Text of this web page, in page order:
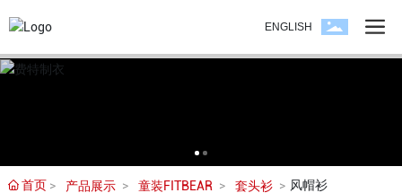
ENGLISH
首页 产品展示 童装FITBEAR 套头衫 风帽衫